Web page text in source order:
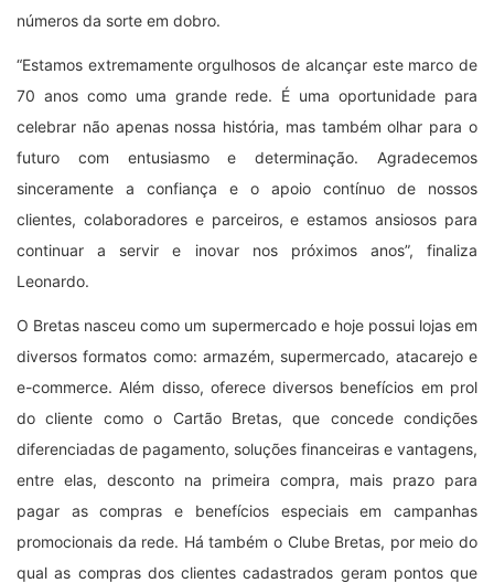
números da sorte em dobro.
“Estamos extremamente orgulhosos de alcançar este marco de
70 anos como uma grande rede. É uma oportunidade para
celebrar não apenas nossa história, mas também olhar para o
futuro com entusiasmo e determinação. Agradecemos
sinceramente a confiança e o apoio contínuo de nossos
clientes, colaboradores e parceiros, e estamos ansiosos para
continuar a servir e inovar nos próximos anos”, finaliza
Leonardo.
O Bretas nasceu como um supermercado e hoje possui lojas em
diversos formatos como: armazém, supermercado, atacarejo e
e-commerce. Além disso, oferece diversos benefícios em prol
do cliente como o Cartão Bretas, que concede condições
diferenciadas de pagamento, soluções financeiras e vantagens,
entre elas, desconto na primeira compra, mais prazo para
pagar as compras e benefícios especiais em campanhas
promocionais da rede. Há também o Clube Bretas, por meio do
qual as compras dos clientes cadastrados geram pontos que